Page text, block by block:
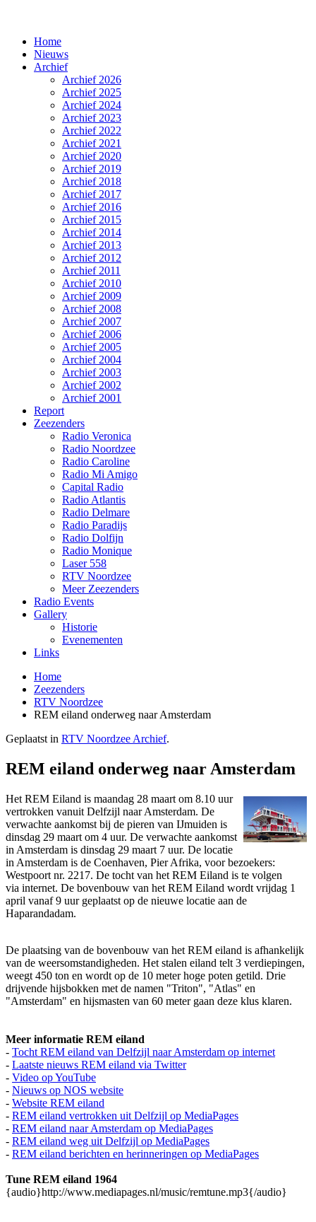
Home
Nieuws
Archief
Archief 2026
Archief 2025
Archief 2024
Archief 2023
Archief 2022
Archief 2021
Archief 2020
Archief 2019
Archief 2018
Archief 2017
Archief 2016
Archief 2015
Archief 2014
Archief 2013
Archief 2012
Archief 2011
Archief 2010
Archief 2009
Archief 2008
Archief 2007
Archief 2006
Archief 2005
Archief 2004
Archief 2003
Archief 2002
Archief 2001
Report
Zeezenders
Radio Veronica
Radio Noordzee
Radio Caroline
Radio Mi Amigo
Capital Radio
Radio Atlantis
Radio Delmare
Radio Paradijs
Radio Dolfijn
Radio Monique
Laser 558
RTV Noordzee
Meer Zeezenders
Radio Events
Gallery
Historie
Evenementen
Links
Home
Zeezenders
RTV Noordzee
REM eiland onderweg naar Amsterdam
Geplaatst in RTV Noordzee Archief.
REM eiland onderweg naar Amsterdam
Het REM Eiland is maandag 28 maart om 8.10 uur
vertrokken vanuit Delfzijl naar Amsterdam. De
verwachte aankomst bij de pieren van IJmuiden is
dinsdag 29 maart om 4 uur. De verwachte aankomst
in Amsterdam is dinsdag 29 maart 7 uur. De locatie
in Amsterdam is de Coenhaven, Pier Afrika, voor bezoekers:
Westpoort nr. 2217. De tocht van het REM Eiland is te volgen
via internet. De bovenbouw van het REM Eiland wordt vrijdag 1
april vanaf 9 uur geplaatst op de nieuwe locatie aan de
Haparandadam.
De plaatsing van de bovenbouw van het REM eiland is afhankelijk
van de weersomstandigheden. Het stalen eiland telt 3 verdiepingen,
weegt 450 ton en wordt op de 10 meter hoge poten getild. Drie
drijvende hijsbokken met de namen "Triton", "Atlas" en
"Amsterdam" en hijsmasten van 60 meter gaan deze klus klaren.
Meer informatie REM eiland
- Tocht REM eiland van Delfzijl naar Amsterdam op internet
- Laatste nieuws REM eiland via Twitter
- Video op YouTube
- Nieuws op NOS website
- Website REM eiland
- REM eiland vertrokken uit Delfzijl op MediaPages
- REM eiland naar Amsterdam op MediaPages
- REM eiland weg uit Delfzijl op MediaPages
- REM eiland berichten en herinneringen op MediaPages
Tune REM eiland 1964
{audio}http://www.mediapages.nl/music/remtune.mp3{/audio}